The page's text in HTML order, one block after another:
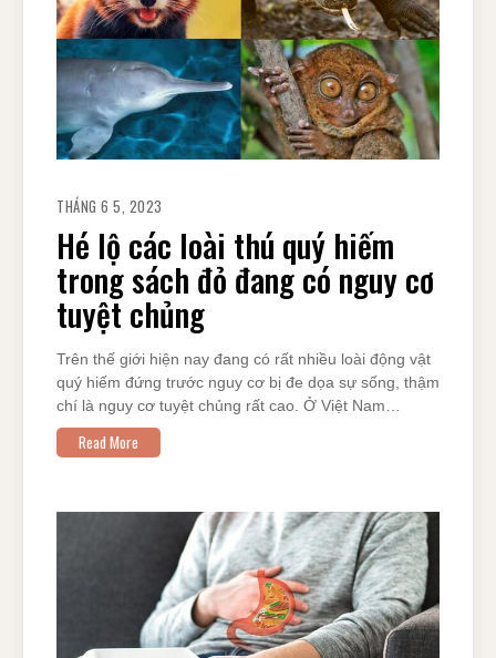
THÁNG 6 5, 2023
Hé lộ các loài thú quý hiếm
trong sách đỏ đang có nguy cơ
tuyệt chủng
Trên thế giới hiện nay đang có rất nhiều loài động vật
quý hiếm đứng trước nguy cơ bị đe dọa sự sống, thậm
chí là nguy cơ tuyệt chủng rất cao. Ở Việt Nam…
Read More